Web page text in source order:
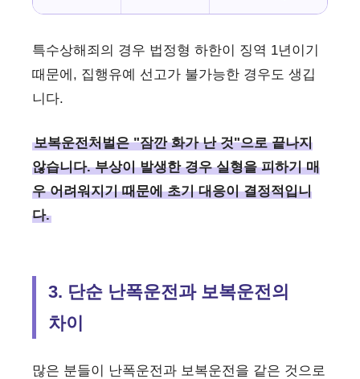
특수상해죄의 경우 법정형 하한이 징역 1년이기
때문에, 집행유예 선고가 불가능한 경우도 생깁
니다.
보복운전처벌은 "잠깐 화가 난 것"으로 끝나지
않습니다. 부상이 발생한 경우 실형을 피하기 매
우 어려워지기 때문에 초기 대응이 결정적입니
다.
3. 단순 난폭운전과 보복운전의
차이
많은 분들이 난폭운전과 보복운전을 같은 것으로